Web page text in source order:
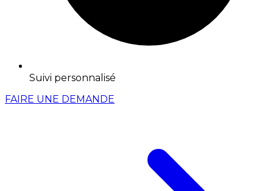
Suivi personnalisé
FAIRE UNE DEMANDE